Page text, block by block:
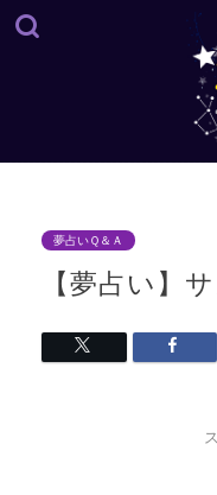
夢占いＱ＆Ａ
【夢占い】